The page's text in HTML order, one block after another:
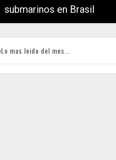
submarinos en Brasil
Lo mas leido del mes...